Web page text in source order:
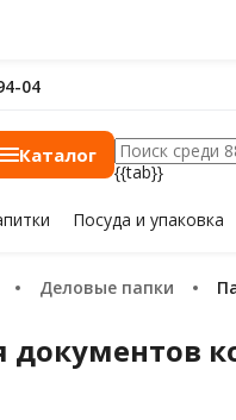
04
Каталог
{{tab}}
Посуда и упаковка
Деловые папки
документов